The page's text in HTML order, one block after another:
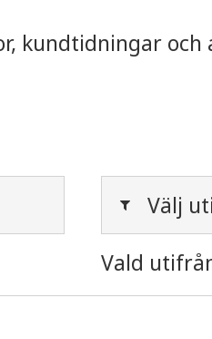
kundtidningar
Välj
Vald